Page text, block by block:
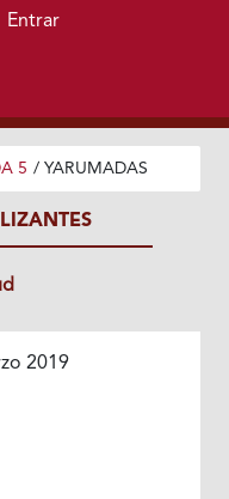
Entrar
5 / YARUMADAS
2019